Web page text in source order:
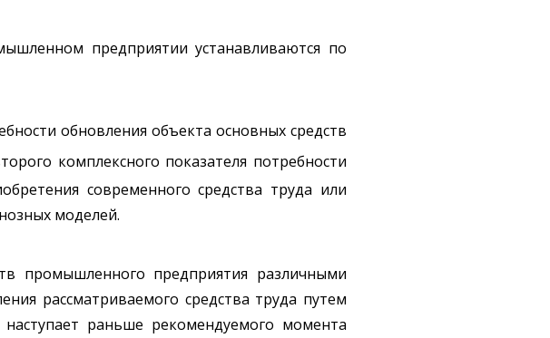
предприятии устанавливаются по
обновления объекта основных средств
комплексного показателя потребности
современного средства труда или
моделей.
промышленного предприятия различными
рассматриваемого средства труда путем
раньше рекомендуемого момента